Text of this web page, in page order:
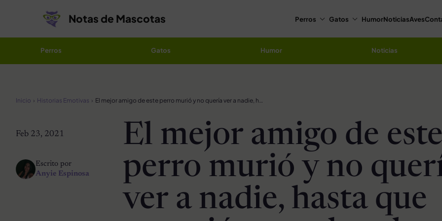
Notas de Mascotas Perros Gatos HumorNoticiasAves
Perros Gatos Humor Noticias
Inicio Historias Emotivas El mejor amigo de este perro murió y no quería ver a nadie, hasta que conoció a este hombre
Feb 23, 2021
Escrito por
Anyie Espinosa
El mejor amigo de este
perro murió y no
ver a nadie, hasta que